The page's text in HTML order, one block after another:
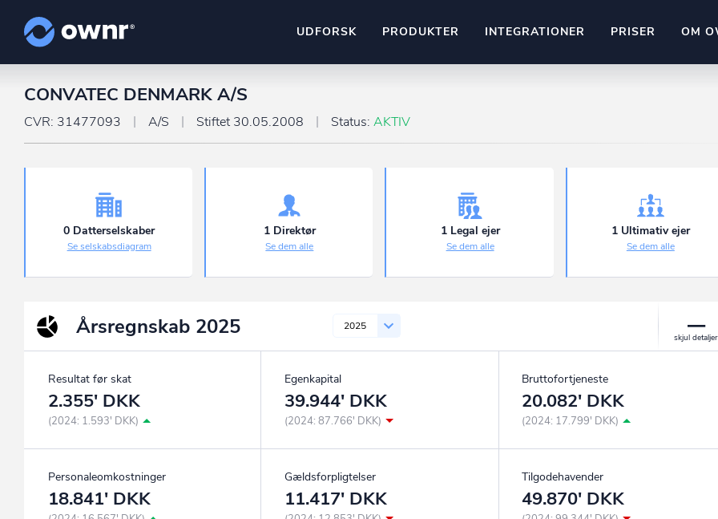
UDFORSK PRODUKTER
Hold dig opdateret og compliant
ownr Pipeline
Identificer salgsklare kundeemner
INTEGRATIONER
Kun fantasien sætter grænsen
Ownr ajour goes supersonic
PRISER OM
CONVATEC DENMARK A/S
CVR: 31477093 A/S Stiftet 30.05.2008 Status: AKTIV
0 Datterselskaber
Se selskabsdiagram
1 Direktør
Se dem alle
1 Legal ejer
Se dem alle
1 Ultimativ ejer
Se dem alle
Årsregnskab 2025 2025
Resultat før skat
2.355' DKK
(2024: 1.593' DKK)
Egenkapital
39.944' DKK
(2024: 87.766' DKK)
Bruttofortjeneste
20.082' DKK
(2024: 17.799' DKK)
Personaleomkostninger
18.841' DKK
Gældsforpligtelser
11.417' DKK
Tilgodehavender
49.870' DKK